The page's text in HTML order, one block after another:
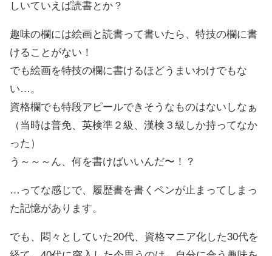
しいていえば読書とか？
趣味の欄には絵画と読書って書いたら、特技の欄に書
けることがない！
でも絵画を特技の欄に書けるほどうまいわけでもな
い…。
資格欄でも特段アピールできそうなものはないしなぁ
（当時は普免、英検準２級、漢検３級しか持ってなか
った）
う～～～ん、何を書けばいいんだ〜！？
…ってな感じで、履歴書を書くペンが止まってしまっ
た記憶があります。
でも、悶々としていた20代、資格マニア化した30代を